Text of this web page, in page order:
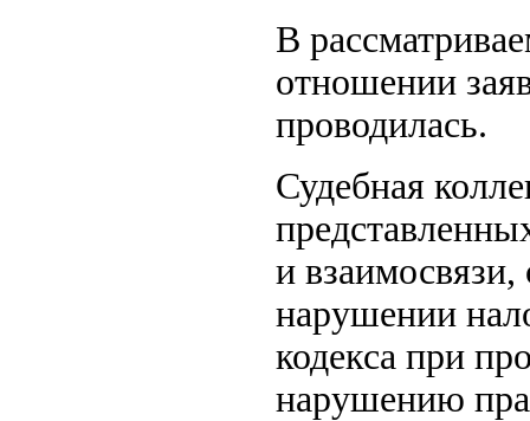
В
отношении
проводилась.
Судебная
и
нарушении
кодекса при
нарушению